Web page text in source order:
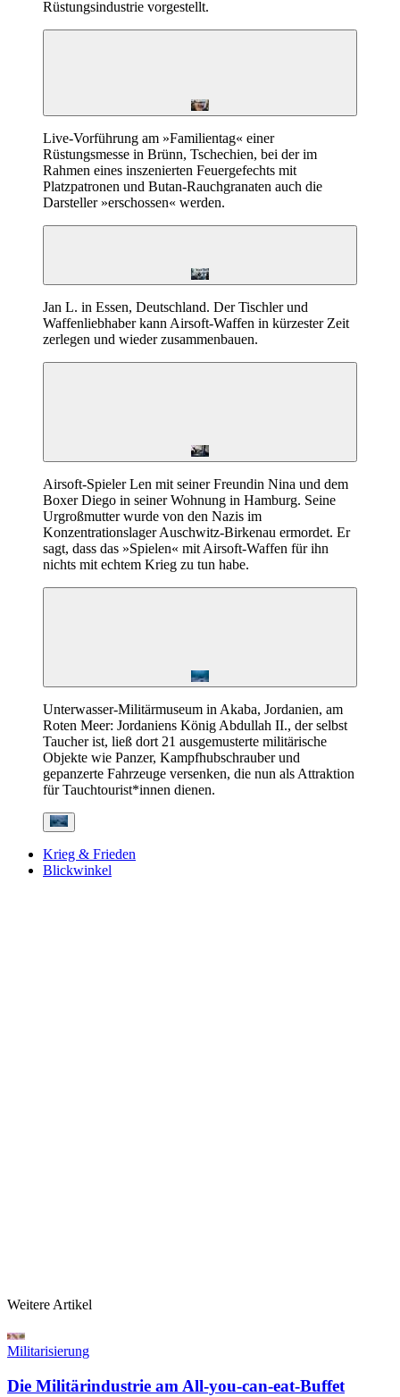
Rüstungsindustrie vorgestellt.
Live-Vorführung am »Familientag« einer
Rüstungsmesse in Brünn, Tschechien, bei der im
Rahmen eines inszenierten Feuergefechts mit
Platzpatronen und Butan-Rauchgranaten auch die
Darsteller »erschossen« werden.
Jan L. in Essen, Deutschland. Der Tischler und
Waffenliebhaber kann Airsoft-Waffen in kürzester Zeit
zerlegen und wieder zusammenbauen.
Airsoft-Spieler Len mit seiner Freundin Nina und dem
Boxer Diego in seiner Wohnung in Hamburg. Seine
Urgroßmutter wurde von den Nazis im
Konzentrationslager Auschwitz-Birkenau ermordet. Er
sagt, dass das »Spielen« mit Airsoft-Waffen für ihn
nichts mit echtem Krieg zu tun habe.
Unterwasser-Militärmuseum in Akaba, Jordanien, am
Roten Meer: Jordaniens König Abdullah II., der selbst
Taucher ist, ließ dort 21 ausgemusterte militärische
Objekte wie Panzer, Kampfhubschrauber und
gepanzerte Fahrzeuge versenken, die nun als Attraktion
für Tauchtourist*innen dienen.
Krieg & Frieden
Blickwinkel
Weitere Artikel
Militarisierung
Die Militärindustrie am All-you-can-eat-Buffet